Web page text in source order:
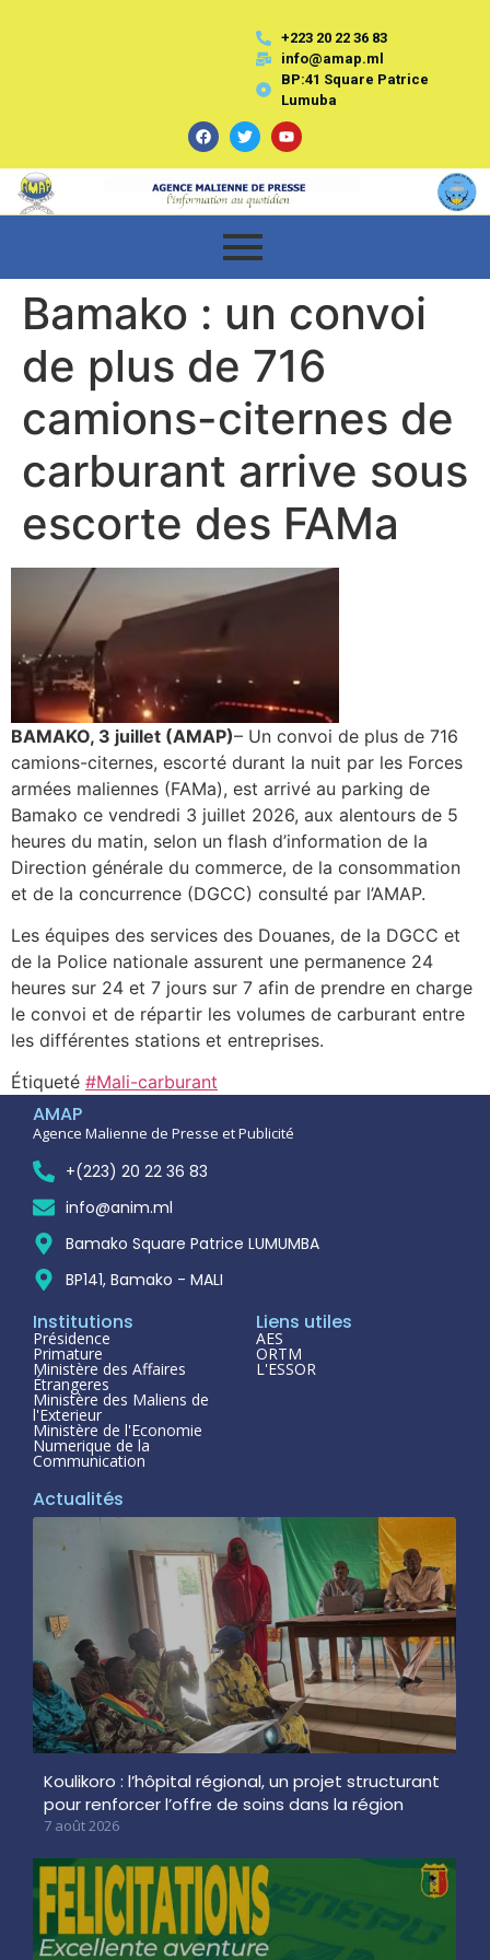
+223 20 22 36 83
info@amap.ml
BP:41 Square Patrice
Lumuba
Bamako : un convoi
de plus de 716
camions-citernes de
carburant arrive sous
escorte des FAMa
BAMAKO, 3 juillet (AMAP)– Un convoi de plus de 716
camions-citernes, escorté durant la nuit par les Forces
armées maliennes (FAMa), est arrivé au parking de
Bamako ce vendredi 3 juillet 2026, aux alentours de 5
heures du matin, selon un flash d’information de la
Direction générale du commerce, de la consommation
et de la concurrence (DGCC) consulté par l’AMAP.
Les équipes des services des Douanes, de la DGCC et
de la Police nationale assurent une permanence 24
heures sur 24 et 7 jours sur 7 afin de prendre en charge
le convoi et de répartir les volumes de carburant entre
les différentes stations et entreprises.
Étiqueté #Mali-carburant
AMAP
Agence Malienne de Presse et Publicité
+(223) 20 22 36 83
info@anim.ml
Bamako Square Patrice LUMUMBA
BP141, Bamako - MALI
Institutions
Présidence
Primature
Ministère des Affaires
Étrangeres
Ministère des Maliens de
l'Exterieur
Ministère de l'Economie
Numerique de la
Communication
Liens utiles
AES
ORTM
L'ESSOR
Actualités
Koulikoro : l’hôpital régional, un projet structurant
pour renforcer l’offre de soins dans la région
7 août 2026